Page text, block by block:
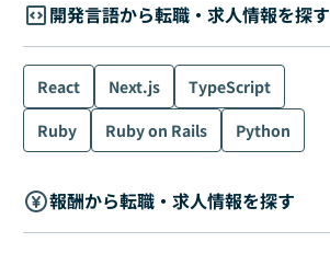
開発言語から転職・求人情報を探す
React Next.js
TypeScript
Ruby
Ruby on Rails Python
報酬から転職・求人情報を探す